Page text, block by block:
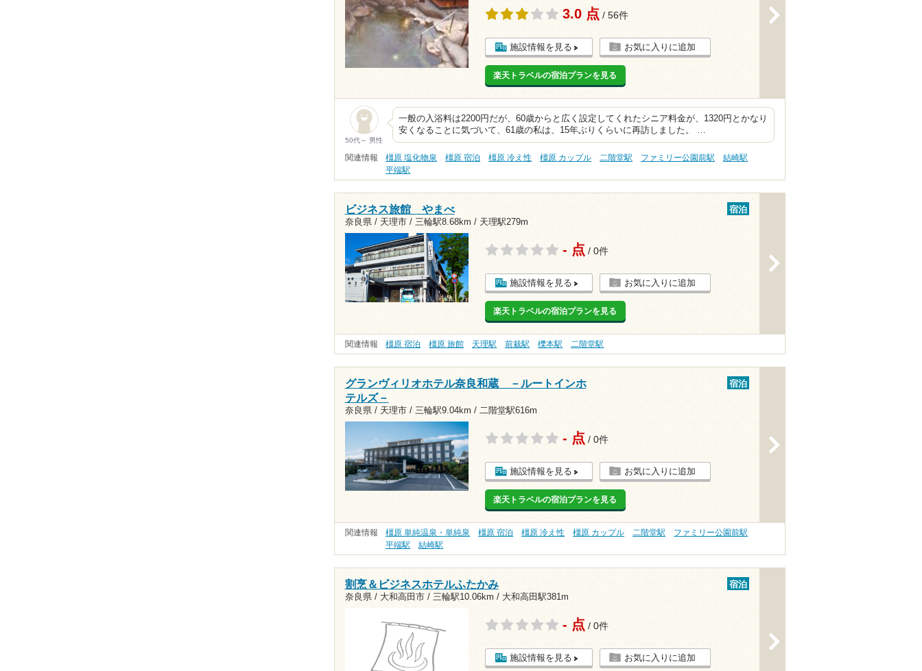
3.0 点 / 56件
施設情報を見る お気に入りに追加
楽天トラベルの宿泊プランを見る
50代～ 男性
一般の入浴料は2200円だが、60歳からと広く設定してくれたシニア料金が、1320円とかなり
安くなることに気づいて、61歳の私は、15年ぶりくらいに再訪しました。 …
関連情報 橿原 塩化物泉 橿原 宿泊 橿原 冷え性 橿原 カップル 二階堂駅 ファミリー公園前駅
結崎駅
平端駅
ビジネス旅館 やまべ
奈良県 / 天理市 / 三輪駅8.68km / 天理駅279m
宿泊
- 点 / 0件
施設情報を見る お気に入りに追加
楽天トラベルの宿泊プランを見る
関連情報 橿原 宿泊 橿原 旅館 天理駅 前栽駅 櫟本駅 二階堂駅
グランヴィリオホテル奈良和蔵 －ルートインホ
テルズ－
奈良県 / 天理市 / 三輪駅9.04km / 二階堂駅616m
宿泊
- 点 / 0件
施設情報を見る お気に入りに追加
楽天トラベルの宿泊プランを見る
関連情報 橿原 単純温泉・単純泉 橿原 宿泊 橿原 冷え性 橿原 カップル 二階堂駅
ファミリー公園前駅
平端駅
結崎駅
割烹＆ビジネスホテルふたかみ
奈良県 / 大和高田市 / 三輪駅10.06km / 大和高田駅381m
宿泊
- 点 / 0件
施設情報を見る お気に入りに追加